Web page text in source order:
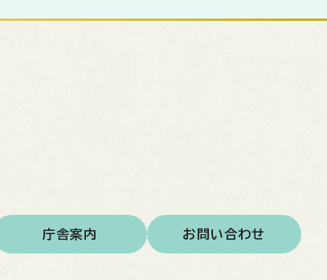
庁舎案内 お問い合わせ